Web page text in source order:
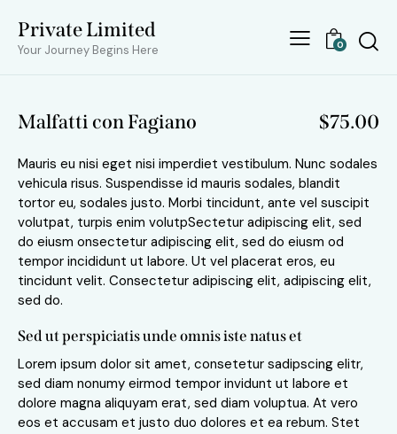
Private Limited
Your Journey Begins Here 0
Malfatti con Fagiano $75.00
Mauris eu nisi eget nisi imperdiet vestibulum. Nunc sodales
vehicula risus. Suspendisse id mauris sodales, blandit
tortor eu, sodales justo. Morbi tincidunt, ante vel suscipit
volutpat, turpis enim volutpSectetur adipiscing elit, sed
do eiusm onsectetur adipiscing elit, sed do eiusm od
tempor incididunt ut labore. Ut vel placerat eros, eu
tincidunt velit. Consectetur adipiscing elit, adipiscing elit,
sed do.
Sed ut perspiciatis unde omnis iste natus et
Lorem ipsum dolor sit amet, consetetur sadipscing elitr,
sed diam nonumy eirmod tempor invidunt ut labore et
dolore magna aliquyam erat, sed diam voluptua. At vero
eos et accusam et justo duo dolores et ea rebum. Stet